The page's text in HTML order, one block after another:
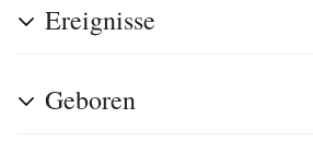
Ereignisse
Geboren